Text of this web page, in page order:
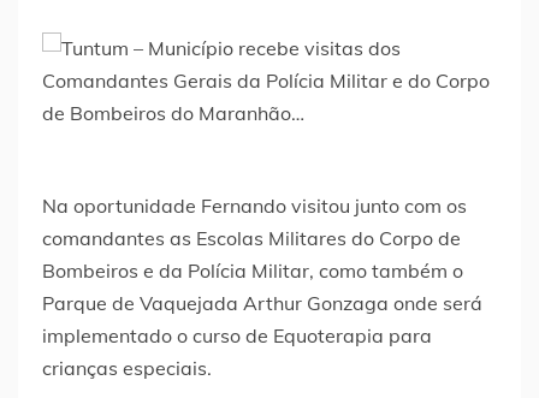
Na oportunidade Fernando visitou junto com os
comandantes as Escolas Militares do Corpo de
Bombeiros e da Polícia Militar, como também o
Parque de Vaquejada Arthur Gonzaga onde será
implementado o curso de Equoterapia para
crianças especiais.